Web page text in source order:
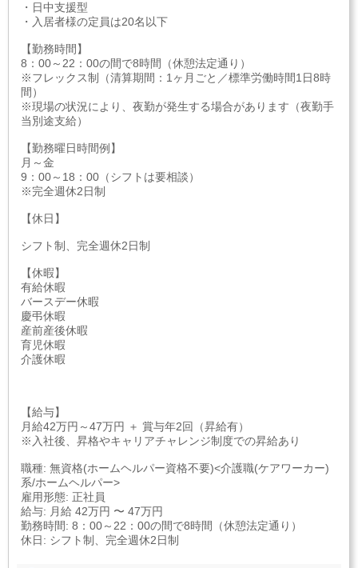
・日中支援型
・入居者様の定員は20名以下
【勤務時間】
8：00～22：00の間で8時間（休憩法定通り）
※フレックス制（清算期間：1ヶ月ごと／標準労働時間1日8時
間）
※現場の状況により、夜勤が発生する場合があります（夜勤手
当別途支給）
【勤務曜日時間例】
月～金
9：00～18：00（シフトは要相談）
※完全週休2日制
【休日】
シフト制、完全週休2日制
【休暇】
有給休暇
バースデー休暇
慶弔休暇
産前産後休暇
育児休暇
介護休暇
【給与】
月給42万円～47万円 ＋ 賞与年2回（昇給有）
※入社後、昇格やキャリアチャレンジ制度での昇給あり
職種: 無資格(ホームヘルパー資格不要)<介護職(ケアワーカー)
系/ホームヘルパー>
雇用形態: 正社員
給与: 月給 42万円 〜 47万円
勤務時間: 8：00～22：00の間で8時間（休憩法定通り）
休日: シフト制、完全週休2日制